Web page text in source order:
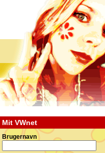
Mit VWnet
Brugernavn